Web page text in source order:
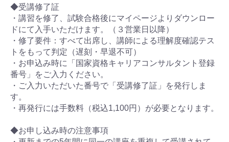
◆受講修了証
・講習を修了、試験合格後にマイページよりダウンロー
ドにて入手いただけます。（３営業日以降）
・修了要件：すべて出席し、講師による理解度確認テス
トをもって判定（遅刻・早退不可）
・お申込み時に「国家資格キャリアコンサルタント登録
番号」をご入力ください。
・ご入力いただいた番号で「受講修了証」を発行しま
す。
・再発行には手数料（税込1,100円）が必要となります。
◆お申し込み時の注意事項